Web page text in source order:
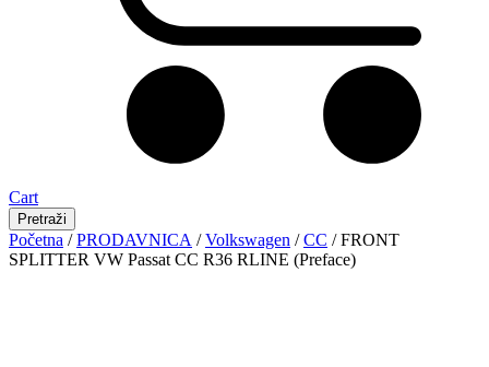
Cart
Pretraži
Početna /PRODAVNICA /Volkswagen /CC / FRONT
SPLITTER VW Passat CC R36 RLINE (Preface)